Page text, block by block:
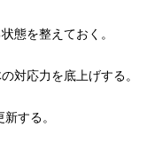
態を整えておく。
対応力を底上げする。
する。